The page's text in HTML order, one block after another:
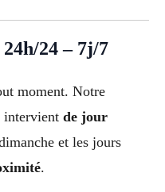
24 – 7j/7
moment. Notre
intervient de jour
et les jours
.